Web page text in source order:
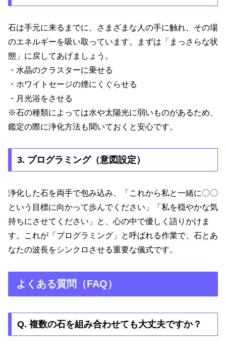
石は手元に来るまでに、さまざまな人の手に触れ、その場
のエネルギーを吸い取っています。まずは「まっさらな状
態」に戻してあげましょう。
・水晶のクラスターに乗せる
・ホワイトセージの煙にくぐらせる
・月光浴をさせる
※石の種類によっては水や太陽光に弱いものがあるため、
鑑定の際に浄化方法も聞いておくと安心です。
3. プログラミング（意図設定）
浄化した石を両手で包み込み、「これから私と一緒に〇〇
という目標に向かって歩んでください」「私を穏やかな気
持ちにさせてください」と、心の中で優しく語りかけま
す。これが「プログラミング」と呼ばれる作業で、石とあ
なたの波長をシンクロさせる重要な儀式です。
よくある質問（FAQ）
Q. 複数の石を組み合わせても大丈夫ですか？